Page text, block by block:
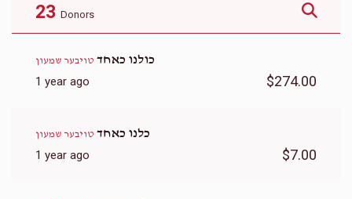
23 Donors
כולנו כאחד טויבער שמעון
1 year ago $274.00
כלנו כאחד טויבער שמעון
1 year ago $7.00